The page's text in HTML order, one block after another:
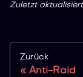
Zuletzt aktualisiert
Zurück
Anti-Raid